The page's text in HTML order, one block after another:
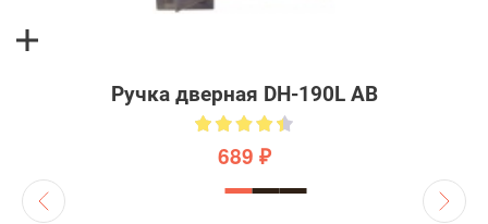
Ручка дверная DH-190L АВ
689 ₽